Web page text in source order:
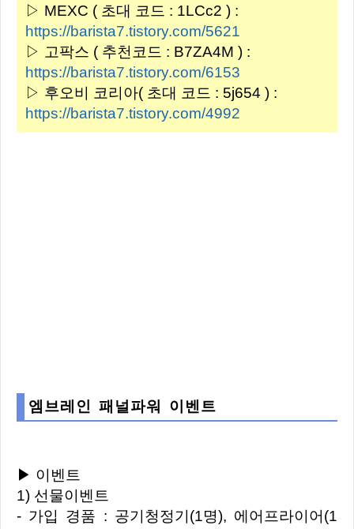
▷ MEXC ( 초대 코드 : 1LCc2 ) :
https://barista7.tistory.com/5621
▷ 고팍스 ( 추천코드 : B7ZA4M ) :
https://barista7.tistory.com/6153
▷ 후오비 코리아( 초대 코드 : 5j654 ) :
https://barista7.tistory.com/4992
엠브레인 패널파워 이벤트
▶ 이벤트
1) 선물이벤트
- 가입 경품 : 공기청정기(1명), 에어프라이어(1